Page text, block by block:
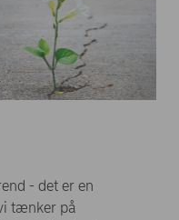
- det er en
tænker på